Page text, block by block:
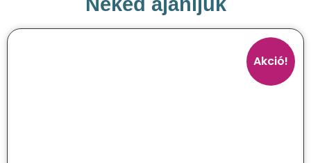
Akció!